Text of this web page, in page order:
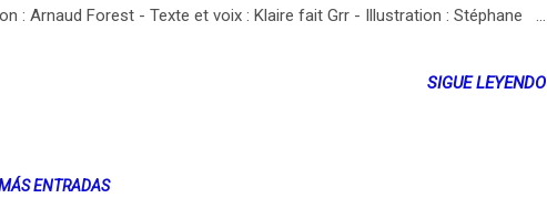
: Arnaud Forest - Texte et voix : Klaire fait Grr - Illustration : Stéphane
SIGUE LEYENDO
ENTRADAS